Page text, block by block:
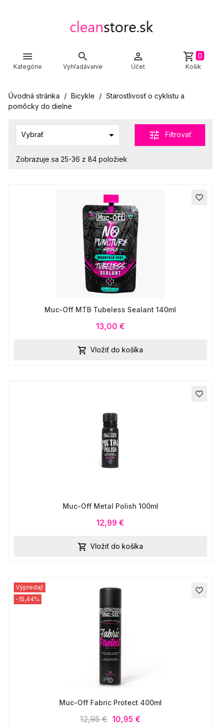

Kategórie

Vyhľadávanie

Účet
shopping_cart 0
Košík
Úvodná stránka Bicykle
Starostlivosť o cyklistu a
pomôcky do dielne
Vybrať  tune Filtrovať
Zobrazuje sa 25-36 z 84 položiek
favorite_border
Muc-Off MTB Tubeless Sealant 140ml
13,00 €
 Vložiť do košíka
favorite_border
Muc-Off Metal Polish 100ml
12,99 €
 Vložiť do košíka
favorite_border
Výpredaj!
-15,44%
Muc-Off Fabric Protect 400ml
12,95 € 10,95 €